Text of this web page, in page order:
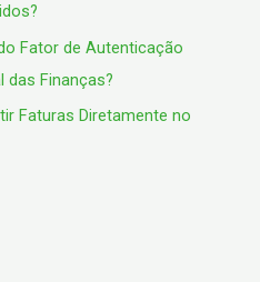
Fator de Autenticação
das Finanças?
Faturas Diretamente no